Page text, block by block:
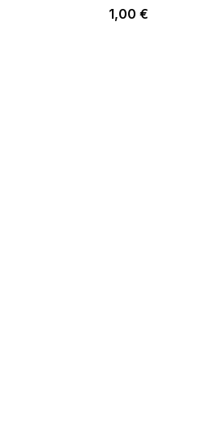
1,00 €